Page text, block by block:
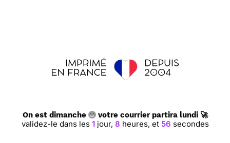
On est dimanche votre courrier partira lundi 🚀
validez-le dans les 1 jour, 8 heures, et 55 secondes